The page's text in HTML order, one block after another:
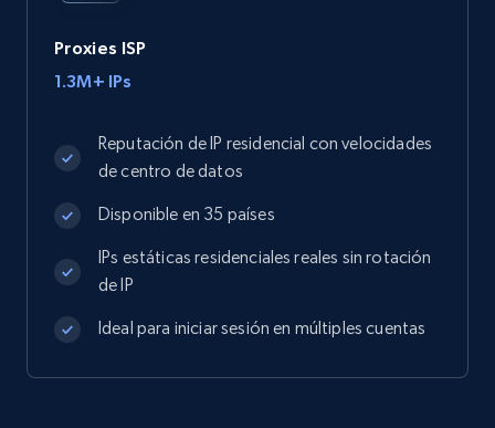
Proxies ISP
1.3M+ IPs
Reputación de IP residencial con velocidades
de centro de datos
Disponible en 35 países
IPs estáticas residenciales reales sin rotación
de IP
Ideal para iniciar sesión en múltiples cuentas